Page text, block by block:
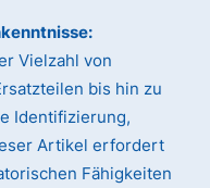
Vielzahl von
bis hin zu
Identifizierung,
Artikel erfordert
Fähigkeiten